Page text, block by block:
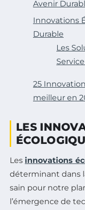
Avenir
Innovations
Durable
Les
25
meilleur en
LES
Les innovations
déterminant dans
sain pour notre
l’émergence de